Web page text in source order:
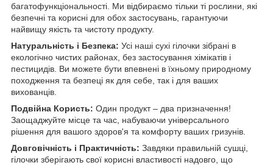
багатофункціональності. Ми відбираємо тільки ті рослини, які
безпечні та корисні для обох застосувань, гарантуючи
найвищу якість та чистоту продукту.
Натуральність і Безпека: Усі наші сухі гілочки зібрані в
екологічно чистих районах, без застосування хімікатів і
пестицидів. Ви можете бути впевнені в їхньому природному
походження та безпеці як для себе, так і для ваших
вихованців.
Подвійна Користь: Один продукт – два призначення!
Заощаджуйте місце та час, набуваючи універсального
рішення для вашого здоров'я та комфорту ваших гризунів.
Довговічність і Практичність: Завдяки правильній сушці,
гілочки зберігають свої корисні властивості надовго, що